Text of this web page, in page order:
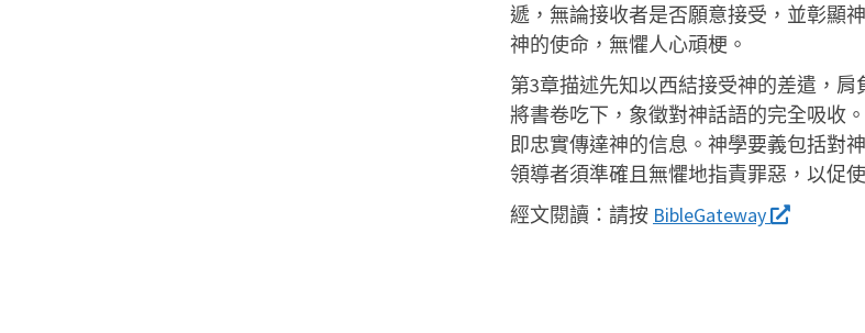
遞，無論接收者是否願意接受，並彰顯
神的使命，無懼人心頑梗。
第3章描述先知以西結接受神的差遣，
將書卷吃下，象徵對神話語的完全吸收
即忠實傳達神的信息。神學要義包括對
領導者須準確且無懼地指責罪惡，以促
經文閱讀： 請按 BibleGateway